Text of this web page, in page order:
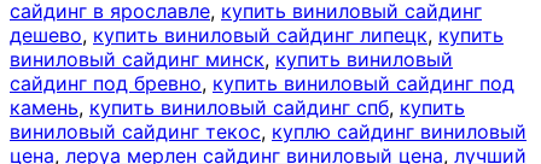
сайдинг в ярославле, купить виниловый сайдинг
дешево, купить виниловый сайдинг липецк, купить
виниловый сайдинг минск, купить виниловый
сайдинг под бревно, купить виниловый сайдинг под
камень, купить виниловый сайдинг спб, купить
виниловый сайдинг текос, куплю сайдинг виниловый
цена, леруа мерлен сайдинг виниловый цена, лучший